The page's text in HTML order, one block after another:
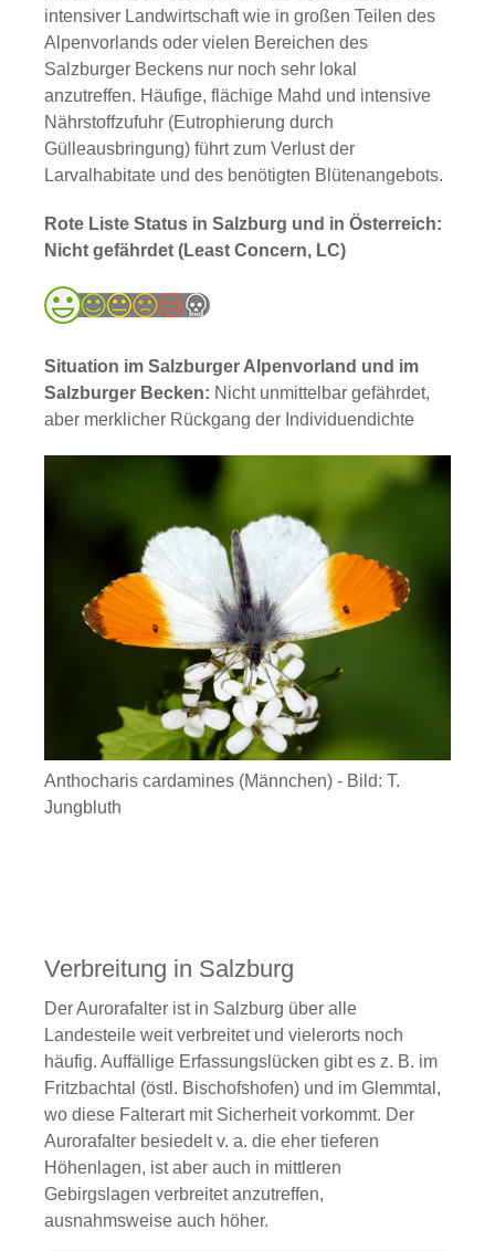
intensiver Landwirtschaft wie in großen Teilen des
Alpenvorlands oder vielen Bereichen des
Salzburger Beckens nur noch sehr lokal
anzutreffen. Häufige, flächige Mahd und intensive
Nährstoffzufuhr (Eutrophierung durch
Gülleausbringung) führt zum Verlust der
Larvalhabitate und des benötigten Blütenangebots.
Rote Liste Status in Salzburg und in Österreich:
Nicht gefährdet (Least Concern, LC)
Situation im Salzburger Alpenvorland und im
Salzburger Becken: Nicht unmittelbar gefährdet,
aber merklicher Rückgang der Individuendichte
Anthocharis cardamines (Männchen) - Bild: T.
Jungbluth
Verbreitung in Salzburg
Der Aurorafalter ist in Salzburg über alle
Landesteile weit verbreitet und vielerorts noch
häufig. Auffällige Erfassungslücken gibt es z. B. im
Fritzbachtal (östl. Bischofshofen) und im Glemmtal,
wo diese Falterart mit Sicherheit vorkommt. Der
Aurorafalter besiedelt v. a. die eher tieferen
Höhenlagen, ist aber auch in mittleren
Gebirgslagen verbreitet anzutreffen,
ausnahmsweise auch höher.